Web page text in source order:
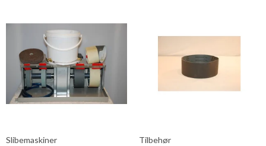
Slibemaskiner Tilbehør